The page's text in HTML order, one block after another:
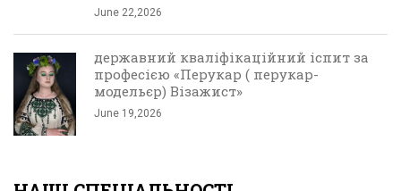
June 22,2026
державний кваліфікаційний іспит за
професією «Перукар ( перукар-
модельєр) Візажист»
June 19,2026